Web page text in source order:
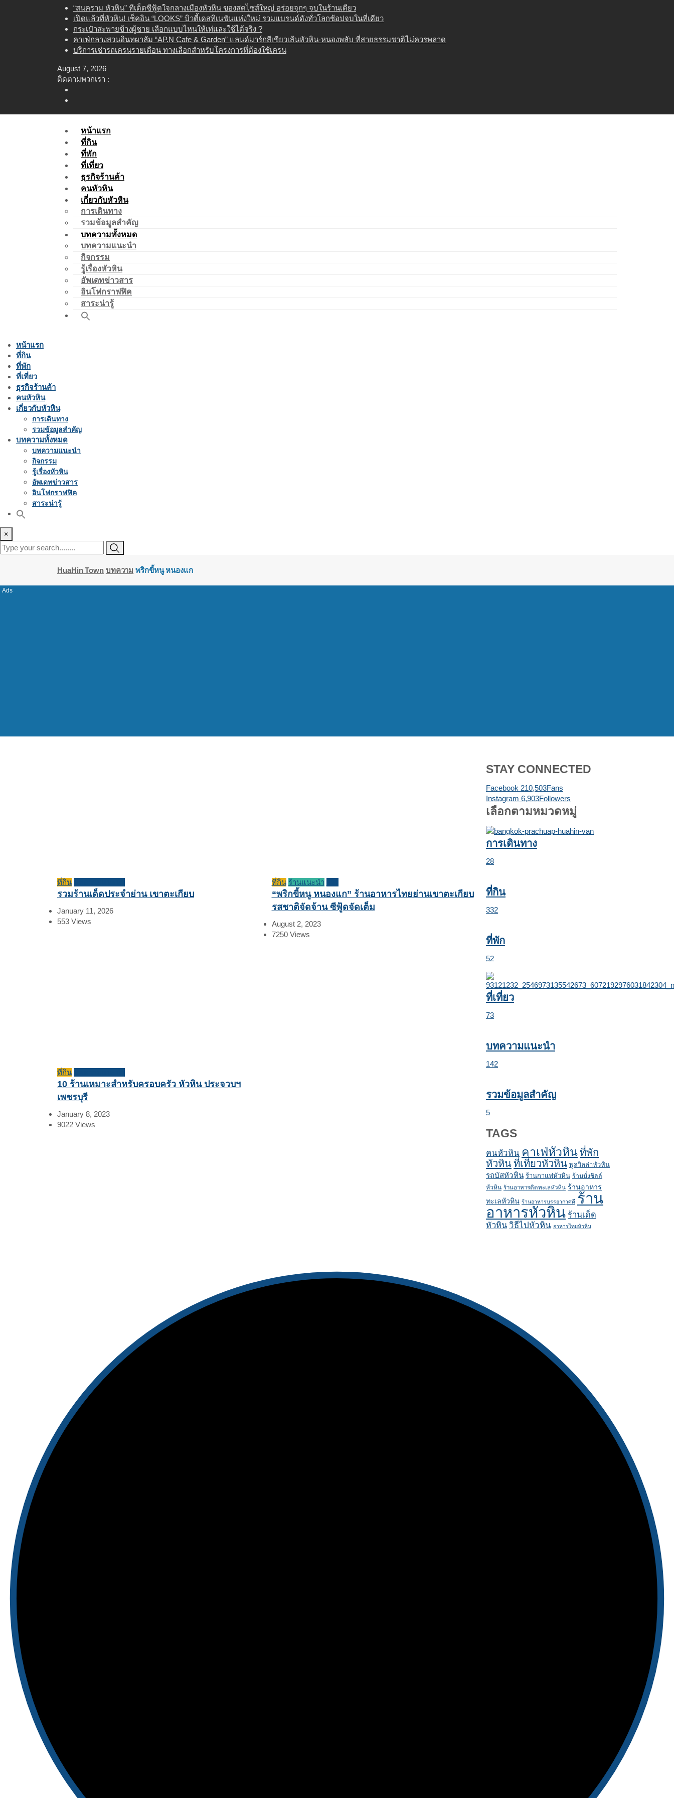
“สนคราม หัวหิน” ทีเด็ดซีฟู้ดใจกลางเมืองหัวหิน ของสดไซส์ใหญ่ อร่อยจุกๆ จบในร้านเดียว
เปิดแล้วที่หัวหิน! เช็คอิน “LOOKS” บิวตี้เดสทิเนชันแห่งใหม่ รวมแบรนด์ดังทั่วโลกช้อปจบในที่เดียว
กระเป๋าสะพายข้างผู้ชาย เลือกแบบไหนให้เท่และใช้ได้จริง ?
คาเฟ่กลางสวนอินทผาลัม “AP.N Cafe & Garden” แลนด์มาร์กสีเขียวเส้นหัวหิน-หนองพลับ ที่สายธรรมชาติไม่ควรพลาด
บริการเช่ารถเครนรายเดือน ทางเลือกสำหรับโครงการที่ต้องใช้เครน
August 7, 2026
ติดตามพวกเรา :
หน้าแรก
ที่กิน
ที่พัก
ที่เที่ยว
ธุรกิจร้านค้า
คนหัวหิน
เกี่ยวกับหัวหิน
การเดินทาง
รวมข้อมูลสำคัญ
บทความทั้งหมด
บทความแนะนำ
กิจกรรม
รู้เรื่องหัวหิน
อัพเดทข่าวสาร
อินโฟกราฟฟิค
สาระน่ารู้
หน้าแรก
ที่กิน
ที่พัก
ที่เที่ยว
ธุรกิจร้านค้า
คนหัวหิน
เกี่ยวกับหัวหิน
การเดินทาง
รวมข้อมูลสำคัญ
บทความทั้งหมด
บทความแนะนำ
กิจกรรม
รู้เรื่องหัวหิน
อัพเดทข่าวสาร
อินโฟกราฟฟิค
สาระน่ารู้
×
HuaHin Town บทความ พริกขี้หนู หนองแก
ที่กิน
รวมร้านเด็ดประจำย่าน เขาตะเกียบ
January 11, 2026
553 Views
ที่กิน ร้านแนะนำ
“พริกขี้หนู หนองแก” ร้านอาหารไทยย่านเขาตะเกียบ
รสชาติจัดจ้าน ซีฟู้ดจัดเต็ม
August 2, 2023
7250Views
ที่กิน
10 ร้านเหมาะสำหรับครอบครัว หัวหิน ประจวบฯ
เพชรบุรี
January 8, 2023
9022 Views
STAY CONNECTED
Facebook 210,503Fans
Instagram 6,903Followers
เลือกตามหมวดหมู่
การเดินทาง
28
ที่กิน
332
ที่พัก
52
ที่เที่ยว
73
บทความแนะนำ
142
รวมข้อมูลสำคัญ
5
TAGS
คนหัวหิน คาเฟ่หัวหินที่พัก
หัวหินที่เที่ยวหัวหิน พูลวิลล่าหัวหิน
รถบัสหัวหิน ร้านกาแฟหัวหิน ร้านนั่งชิลล์
หัวหิน ร้านอาหารติดทะเลหัวหิน ร้านอาหาร
ทะเลหัวหิน ร้านอาหารบรรยากาศดี ร้าน
อาหารหัวหิน ร้านเด็ด
หัวหิน วิธีไปหัวหิน อาหารไทยหัวหิน